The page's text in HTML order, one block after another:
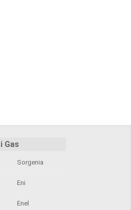
Gas
Sorgenia
Eni
Enel